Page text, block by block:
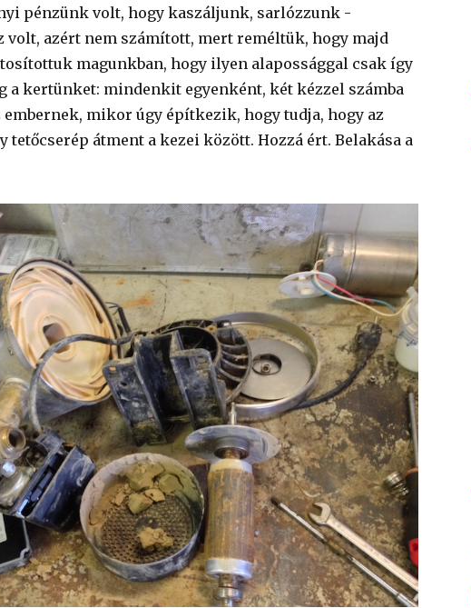
pénzünk volt, hogy kaszáljunk, sarlózzunk -
volt, azért nem számított, mert reméltük, hogy majd
magunkban, hogy ilyen alapossággal csak így
a kertünket: mindenkit egyenként, két kézzel számba
embernek, mikor úgy építkezik, hogy tudja, hogy az
tetőcserép átment a kezei között. Hozzá ért. Belakása a